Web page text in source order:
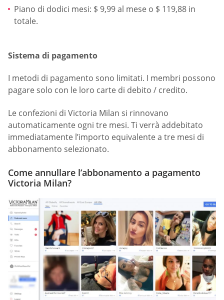
Piano di dodici mesi: $ 9,99 al mese o $ 119,88 in
totale.
Sistema di pagamento
I metodi di pagamento sono limitati. I membri possono
pagare solo con le loro carte di debito / credito.
Le confezioni di Victoria Milan si rinnovano
automaticamente ogni tre mesi. Ti verrà addebitato
immediatamente l’importo equivalente a tre mesi di
abbonamento selezionato.
Come annullare l’abbonamento a pagamento
Victoria Milan?